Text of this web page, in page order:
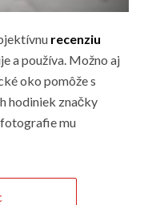
recenziu
a používa. Možno aj
oko pomôže s
hodiniek značky
fotografie mu